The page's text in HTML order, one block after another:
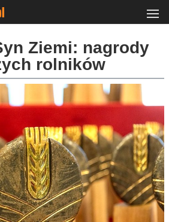
Ziemi: nagrody
rolników